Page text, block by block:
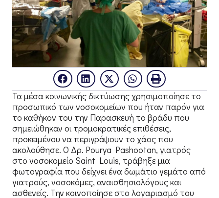
Τα μέσα κοινωνικής δικτύωσης χρησιμοποίησε το
προσωπικό των νοσοκομείων που ήταν παρόν για
το καθήκον του την Παρασκευή το βράδυ που
σημειώθηκαν οι τρομοκρατικές επιθέσεις,
προκειμένου να περιγράψουν το χάος που
ακολούθησε. Ο Δρ. Pourya Pashootan, γιατρός
στο νοσοκομείο Saint Louis, τράβηξε μια
φωτογραφία που δείχνει ένα δωμάτιο γεμάτο από
γιατρούς, νοσοκόμες, αναισθησιολόγους και
ασθενείς. Την κοινοποίησε στο λογαριασμό του